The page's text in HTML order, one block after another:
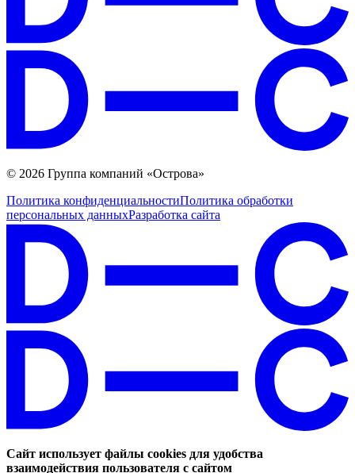
© 2026 Группа компаний «Острова»
Политика конфиденциальностиПолитика обработки
персональных данныхРазработка сайта
Сайт использует файлы cookies для удобства
взаимодействия пользователя с сайтом